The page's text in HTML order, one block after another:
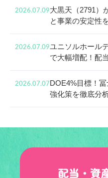
2026.07.09大黒天（2791）
と事業の安定性
2026.07.09ユニソルホール
で大幅増配！配
2026.07.07DOE4%目標！
強化策を徹底分